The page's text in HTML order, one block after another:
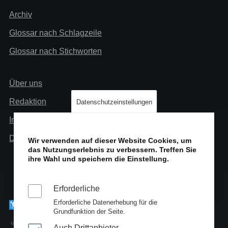
Extra
Archiv
Glossar nach Schlagzeile
Glossar nach Stichworten
Links
Über uns
Redaktion
Impressum
Datenschutz
Datenschutzeinstellungen
Wir verwenden auf dieser Website Cookies, um
das Nutzungserlebnis zu verbessern. Treffen Sie
ihre Wahl und speichern die Einstellung.
Erforderliche
Erforderliche Datenerhebung für die
Grundfunktion der Seite.